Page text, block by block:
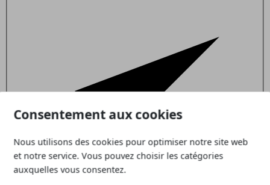
Consentement aux cookies
Nous utilisons des cookies pour optimiser notre site web
et notre service. Vous pouvez choisir les catégories
auxquelles vous consentez.